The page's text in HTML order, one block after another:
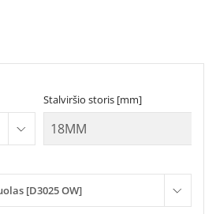
[D3025 OW]
Stalviršio storis [mm]